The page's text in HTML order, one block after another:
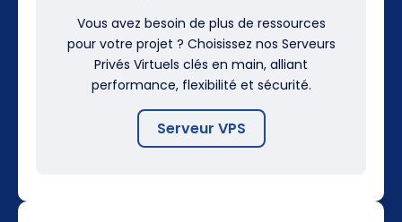
Vous avez besoin de plus de ressources
pour votre projet ? Choisissez nos Serveurs
Privés Virtuels clés en main, alliant
performance, flexibilité et sécurité.
Serveur VPS